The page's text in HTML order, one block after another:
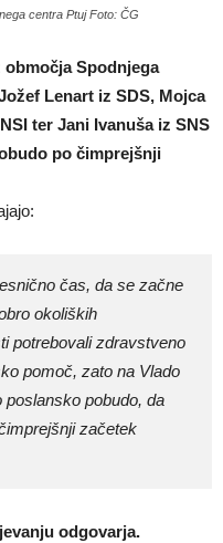
centra Ptuj Foto: ČG
območja Spodnjega
Lenart iz SDS, Mojca
ter Jani Ivanuša iz SNS
po čimprejšnji
čas, da se začne
okoliških
potrebovali zdravstveno
pomoč, zato na Vlado
pobudo, da
začetek
odgovarja.